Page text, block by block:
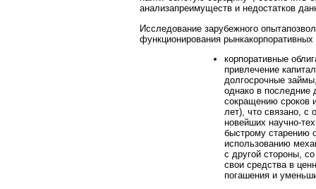
анализапреимуществ и недостатков
Исследование зарубежного
функционирования рынкакорпоративных
корпоративные
привлечение
долгосрочные
однако в последние
сокращению сроков
лет), что связано, с
новейших научно-
быстрому старению
использованию
с другой стороны,
свои средства в
погашения и